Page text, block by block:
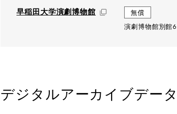
早稲田大学演劇博物館
無償
演劇博物館別館
デジタルアーカイブデータ